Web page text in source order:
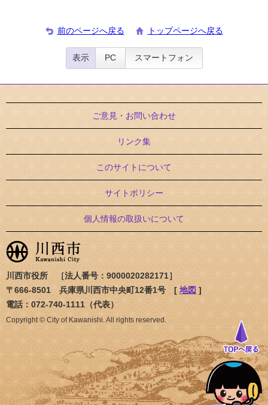
前のページへ戻る トップページへ戻る
表示 PC スマートフォン
ご意見・お問い合わせ
リンク集
このサイトについて
サイトポリシー
個人情報の取扱いについて
川西市役所 ［法人番号：9000020282171］
〒666-8501 兵庫県川西市中央町12番1号 [ 地図 ]
電話：072-740-1111（代表）
Copyright © City of Kawanishi. All rights reserved.